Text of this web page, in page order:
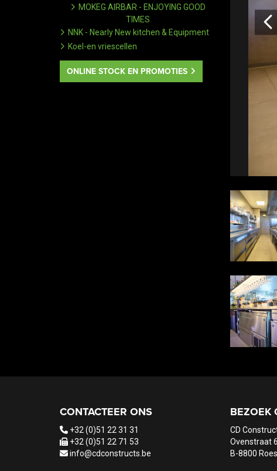
MOKEG AIRBAR - ENJOYING GOOD
TIMES
NNK - Nearly New kitchen & Equipment
Koel-en vriescellen
ONLINE STOCK EN PROMOTIES
CONTACTEER ONS
+32 (0)51 22 31 31
+32 (0)51 22 71 53
info@cdconstructs.be
BEZOEK
CD
Ovenstraat 6
B-8800